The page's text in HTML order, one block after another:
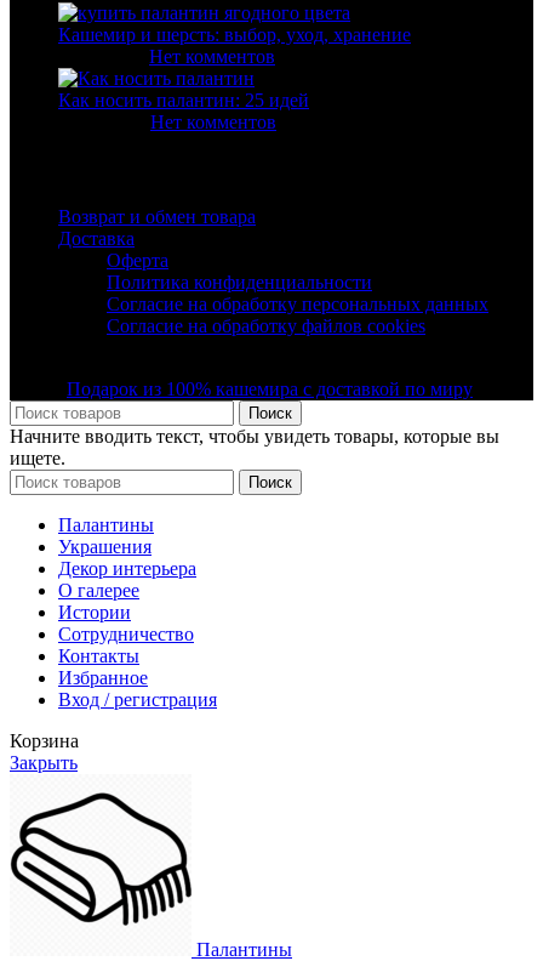
Кашемир и шерсть: выбор, уход, хранение
Нет комментов
Как носить палантин: 25 идей
Нет комментов
Возврат и обмен товара
Доставка
Оферта
Политика конфиденциальности
Согласие на обработку персональных данных
Согласие на обработку файлов cookies
Подарок из 100% кашемира с доставкой по миру
Поиск
Начните вводить текст, чтобы увидеть товары, которые вы
ищете.
Поиск
Палантины
Украшения
Декор интерьера
О галерее
Истории
Сотрудничество
Контакты
Избранное
Вход / регистрация
Корзина
Закрыть
Палантины